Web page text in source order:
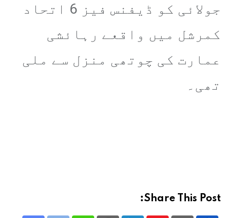
جولائی کو ڈیفنس فیز 6 اتحاد
کمرشل میں واقعے رہائشی
عمارت کی چوتھی منزل سے ملی
تھی۔
Share This Post: